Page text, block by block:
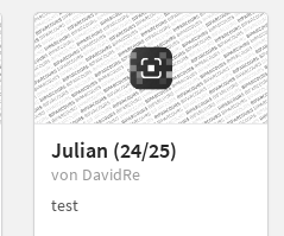
Julian (24/25)
von DavidRe
test